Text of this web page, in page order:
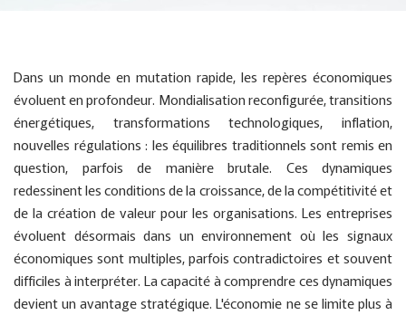
Dans un monde en mutation rapide, les repères économiques
évoluent en profondeur. Mondialisation reconfigurée, transitions
énergétiques, transformations technologiques, inflation,
nouvelles régulations : les équilibres traditionnels sont remis en
question, parfois de manière brutale. Ces dynamiques
redessinent les conditions de la croissance, de la compétitivité et
de la création de valeur pour les organisations. Les entreprises
évoluent désormais dans un environnement où les signaux
économiques sont multiples, parfois contradictoires et souvent
difficiles à interpréter. La capacité à comprendre ces dynamiques
devient un avantage stratégique. L'économie ne se limite plus à